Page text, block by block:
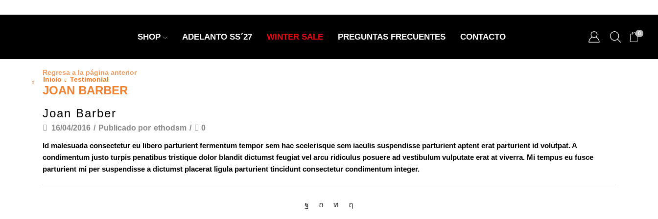
SHOP ADELANTO SS´27 WINTER SALE PREGUNTAS FRECUENTES CONTACTO 0
Regresa a la página anterior
Inicio
Testimonial
JOAN BARBER
Joan Barber
16/04/2016 / Publicado por ethodsm / 0
Id malesuada consectetur eu libero parturient fermentum tempor sem hac scelerisque sem iaculis suspendisse parturient aptent erat parturient id volutpat. A
condimentum justo turpis penatibus tristique dolor blandit dictumst feugiat vel arcu ridiculus posuere ad vestibulum vulputate erat at viverra. Mi tempus eu fusce
parturient mi per suspendisse a dictumst placerat ligula parturient tincidunt consectetur condimentum integer.